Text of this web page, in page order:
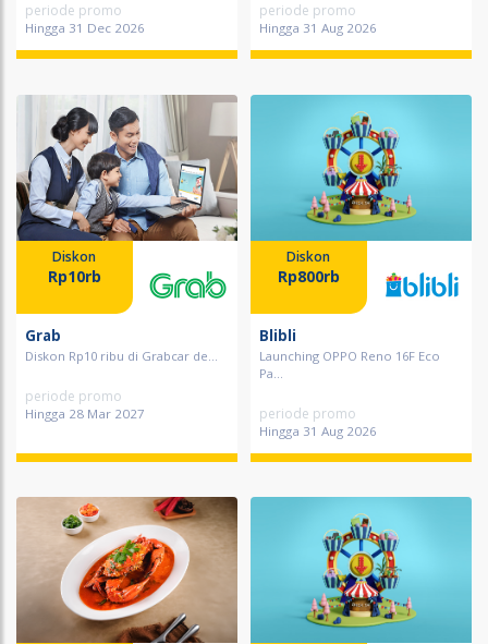
periode promo
Hingga 31 Dec 2026
periode promo
Hingga 31 Aug 2026
Diskon
Rp10rb
Grab
Diskon Rp10 ribu di Grabcar de...
periode promo
Hingga 28 Mar 2027
Diskon
Rp800rb
Blibli
Launching OPPO Reno 16F Eco
Pa...
periode promo
Hingga 31 Aug 2026